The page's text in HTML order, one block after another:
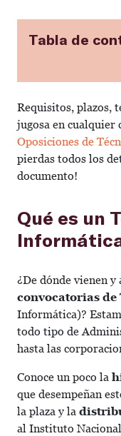
Tabla de
Requisitos, plazos,
jugosa en cualquier
Oposiciones de
pierdas todos los
documento!
Qué es un
¿De dónde vienen
convocatorias de
Informática)?
todo tipo de
hasta las
Conoce un poco la
que desempeñan
la plaza y la
al Instituto